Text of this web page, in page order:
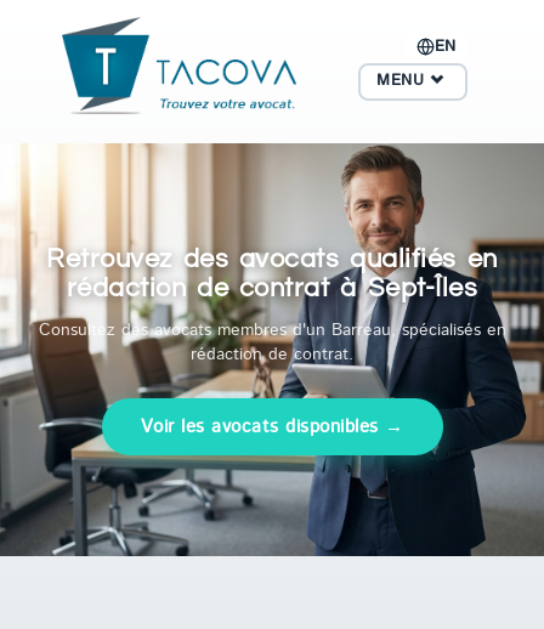
EN
MENU
Retrouvez des avocats qualifiés en
rédaction de contrat à Sept-Îles
Consultez des avocats membres d'un Barreau, spécialisés en
rédaction de contrat.
Voir les avocats disponibles →